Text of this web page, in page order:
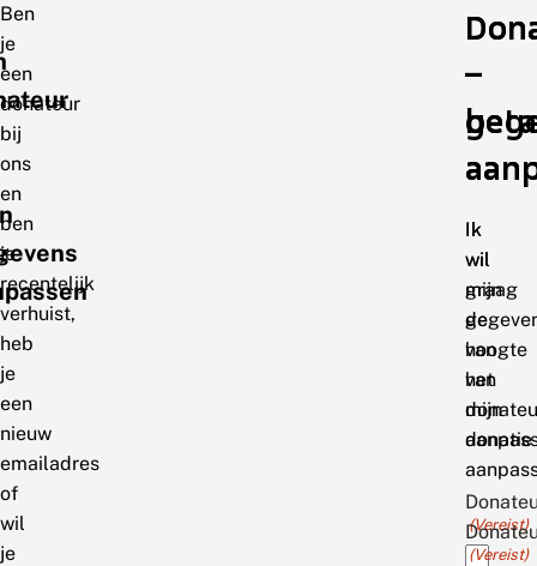
Ben
je
een
donateur
bij
ons
en
ben
je
recentelijk
verhuist,
heb
je
een
nieuw
emailadres
of
wil
je
–
Ik
wil
mijn
van
het
(Vereist)
–
Ik
wil
graag
de
hoogte
van
mijn
donatie
(Vereist)